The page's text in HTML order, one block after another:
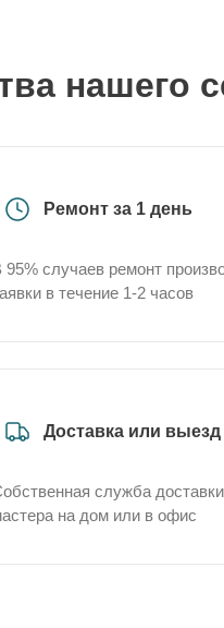
нашего
Ремонт за 1 день
95% случаев ремонт
в течение 1-2 часов
Доставка или выезд
служба
на дом или в офис